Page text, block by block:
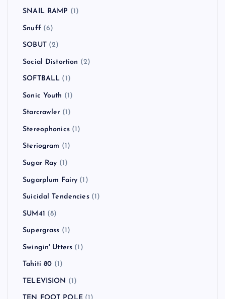
SNAIL RAMP (1)
Snuff (6)
SOBUT(2)
Social Distortion (2)
SOFTBALL (1)
Sonic Youth (1)
Starcrawler (1)
Stereophonics(1)
Steriogram (1)
Sugar Ray (1)
Sugarplum Fairy (1)
Suicidal Tendencies(1)
SUM41 (8)
Supergrass (1)
Swingin' Utters (1)
Tahiti 80 (1)
TELEVISION (1)